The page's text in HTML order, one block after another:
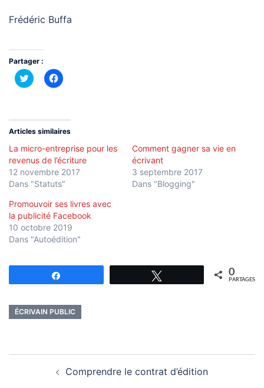
Frédéric Buffa
Partager :
Cliquez
pour
une
nouvelle
fenêtre)
Cliquez
pour
une
nouvelle
fenêtre)
Articles similaires
La micro-entreprise pour les
revenus de l’écriture
12 novembre 2017
Dans "Statuts"
Comment gagner sa vie en
écrivant
3 septembre 2017
Dans "Blogging"
Promouvoir ses livres avec
la publicité Facebook
10 octobre 2019
Dans "Autoédition"
0
PARTAGES
ÉCRIVAIN PUBLIC
d’article Comprendre le contrat d’édition